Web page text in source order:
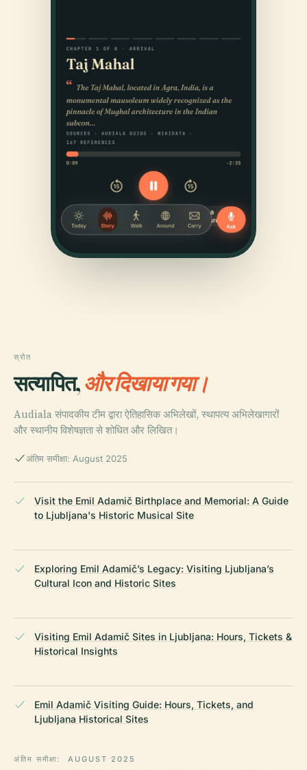
स्रोत
सत्यापित,और दिखाया गया।
Audiala संपादकीय टीम द्वारा ऐतिहासिक अभिलेखों, स्थापत्य अभिलेखागारों
और स्थानीय विशेषज्ञता से शोधित और लिखित।
अंतिम समीक्षा: August 2025
Visit the Emil Adamič Birthplace and Memorial: A Guide
to Ljubljana's Historic Musical Site
Exploring Emil Adamič’s Legacy: Visiting Ljubljana’s
Cultural Icon and Historic Sites
Visiting Emil Adamič Sites in Ljubljana: Hours, Tickets &
Historical Insights
Emil Adamič Visiting Guide: Hours, Tickets, and
Ljubljana Historical Sites
अंतिम समीक्षा: AUGUST 2025